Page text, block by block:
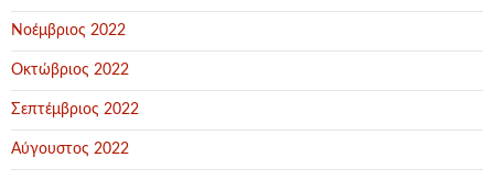
Νοέμβριος 2022
Οκτώβριος 2022
Σεπτέμβριος 2022
Αύγουστος 2022